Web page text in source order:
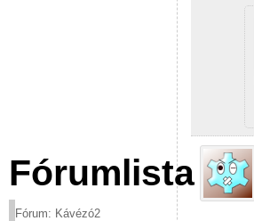
Fórumlista
Fórum: Kávézó2